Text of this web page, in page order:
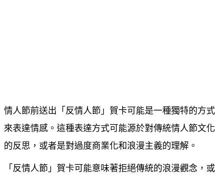
情人節前送出「反情人節」賀卡可能是一種獨特的方式
來表達情感。這種表達方式可能源於對傳統情人節文化
的反思，或者是對過度商業化和浪漫主義的理解。
「反情人節」賀卡可能意味著拒絕傳統的浪漫觀念，或